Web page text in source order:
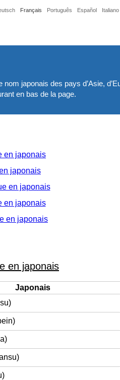
Français Português Español Italiano
japonais des pays d’Asie,
en bas de la page.
en japonais
japonais
en japonais
en japonais
en japonais
en japonais
Japonais